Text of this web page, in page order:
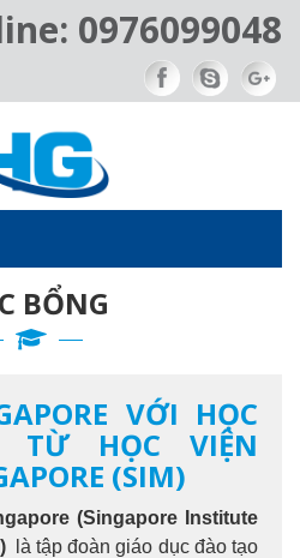
0976099048
BỔNG
VỚI HỌC
TỪ HỌC VIỆN
(SIM)
(Singapore Institute
là tập đoàn giáo dục đào tạo